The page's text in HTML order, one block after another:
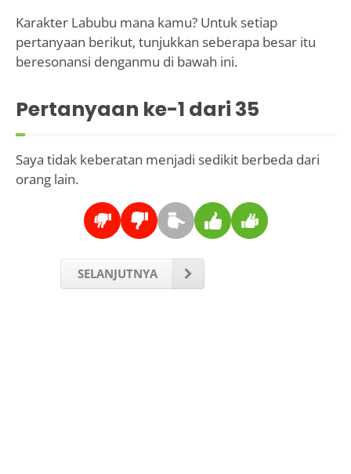
Karakter Labubu mana kamu? Untuk setiap
pertanyaan berikut, tunjukkan seberapa besar itu
beresonansi denganmu di bawah ini.
Pertanyaan ke-1 dari 35
Saya tidak keberatan menjadi sedikit berbeda dari
orang lain.
SELANJUTNYA